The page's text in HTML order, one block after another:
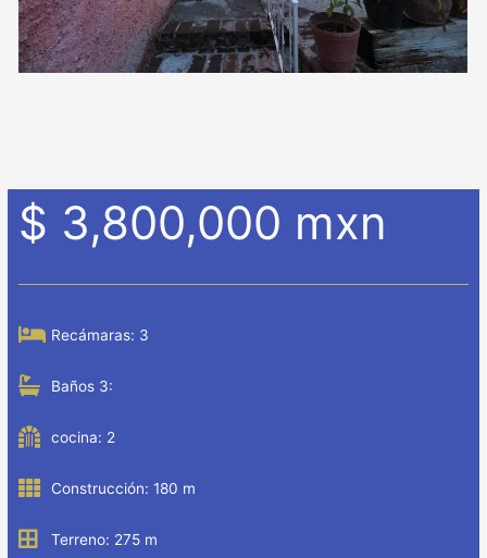
$ 3,800,000 mxn
Recámaras: 3
Baños 3:
cocina: 2
Construcción: 180 m
Terreno: 275 m